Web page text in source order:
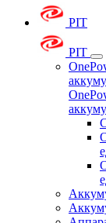
PIT
PIT